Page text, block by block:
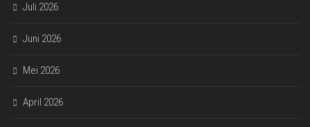
Juli 2026
Juni 2026
Mei 2026
April 2026